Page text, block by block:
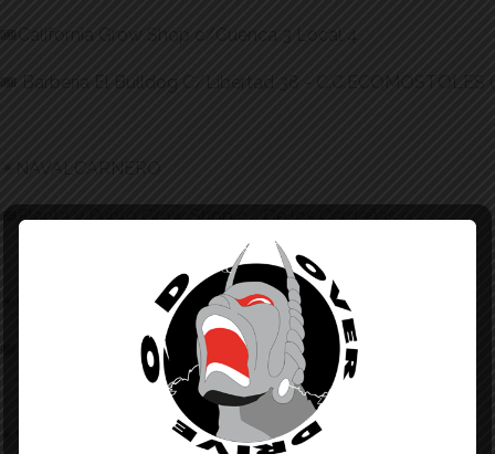
🎟️California Grow Shop c/Cuenca 3 Local 4
🎟️ Barbería El Bulldog C/Libertad 38 - C.C.ECOMOSTOLES
✴️NAVALCARNERO
🎟️Planta y Punto Grow Shop c/ De los Cerdeñas 9
🎟️Peluquería Karakter. P.° Dolores Soria 9
✴️SAN SEBASTIÁN DE LOS REYES